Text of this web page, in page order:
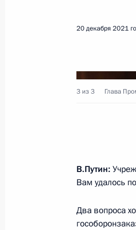
21 января
Совещание с
Встреча с
20 декабря 2021
3 из 3 Глава
В.Путин:
Вам удалось
Два вопроса